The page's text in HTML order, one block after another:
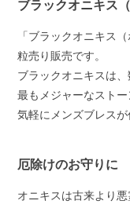
ブラックオニキス
「ブラックオニキス
粒売り販売です。
ブラックオニキスは
最もメジャーなスト
気軽にメンズブレスが
厄除けのお守りに
オニキスは古来より